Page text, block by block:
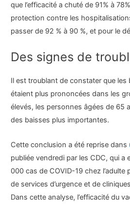
que l’efficacité a chuté de 91% à
protection contre les
passer de 92 % à 90 %, et pour le
Des signes de
Il est troublant de constater que
étaient plus prononcées dans les
élevés, les personnes âgées de 65
des baisses plus importantes.
Cette conclusion a été reprise dans
publiée vendredi par les CDC, qui a
000 cas de COVID-19 chez l’adulte
de services d’urgence et de
Dans cette analyse, l’efficacité du